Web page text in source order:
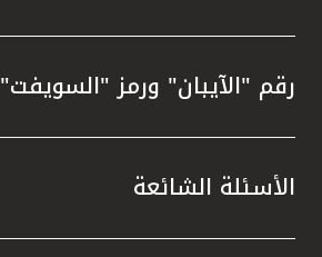
رقم "الآيبان" ورمز "السويفت"
الأسئلة الشائعة